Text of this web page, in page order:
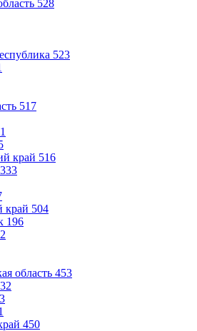
528
523
517
край 516
333
край 504
196
область 453
450